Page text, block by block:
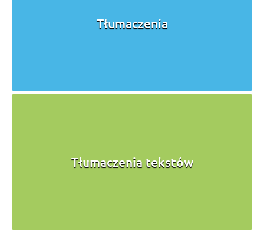
Tłumaczenia
Tłumaczenia tekstów